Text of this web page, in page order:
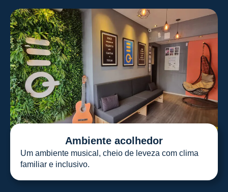
Ambiente acolhedor
Um ambiente musical, cheio de leveza com clima
familiar e inclusivo.